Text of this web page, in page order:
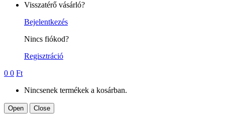
Visszatérő vásárló?
Bejelentkezés
Nincs fiókod?
Regisztráció
0 0 Ft
Nincsenek termékek a kosárban.
Open Close